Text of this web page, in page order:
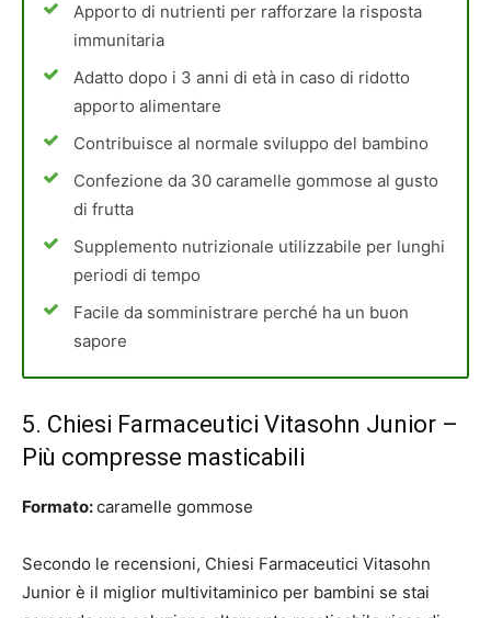
Apporto di nutrienti per rafforzare la risposta
immunitaria
Adatto dopo i 3 anni di età in caso di ridotto
apporto alimentare
Contribuisce al normale sviluppo del bambino
Confezione da 30 caramelle gommose al gusto
di frutta
Supplemento nutrizionale utilizzabile per lunghi
periodi di tempo
Facile da somministrare perché ha un buon
sapore
5. Chiesi Farmaceutici Vitasohn Junior –
Più compresse masticabili
Formato:caramelle gommose
Secondo le recensioni, Chiesi Farmaceutici Vitasohn
Junior è il miglior multivitaminico per bambini se stai